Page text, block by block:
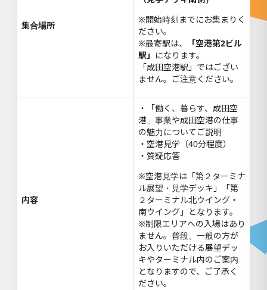
集合場所
※開始時刻までにお集まりく
ださい。
※最寄駅は、
「空港第2ビル
駅」 になります。
「成田空港駅」ではござい
ません。ご注意ください。
内容
・「働く、暮らす、成田空
港」事業や成田空港の仕事
の魅力についてご説明
・空港見学（40分程度）
・質疑応答
※空港見学は「第２ターミナ
ル展望・見学デッキ」「第
２ターミナル北ウイング・
南ウイング」となります。
※制限エリアへの入場はあり
ません。普段、一般の方が
お入りいただける展望デッ
キやターミナル内のご案内
となりますので、ご了承く
ださい。